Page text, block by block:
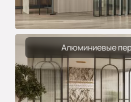
Алюминиевые